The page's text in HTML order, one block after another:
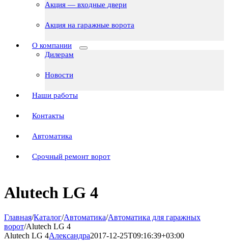
Акция — входные двери
Акция на гаражные ворота
О компании
Дилерам
Новости
Наши работы
Контакты
Автоматика
Срочный ремонт ворот
Alutech LG 4
Главная/Каталог/Автоматика/Автоматика для гаражных
ворот/Alutech LG 4
Alutech LG 4Александра2017-12-25T09:16:39+03:00